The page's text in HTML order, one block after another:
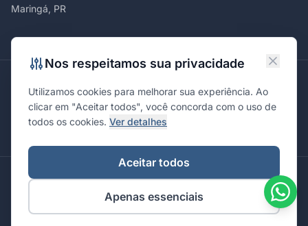
Maringá, PR
MaringáCuritibaSão PauloLondrinaCascavelPonta Grossa
Florianópolis BrasíliaJoinvilleCampinas
© 2026 Integrare. Marketing de Verdade. Todos os direitos
reservados.
Nos respeitamos sua privacidade
Utilizamos cookies para melhorar sua experiência. Ao
clicar em "Aceitar todos", você concorda com o uso de
todos os cookies. Ver detalhes
Aceitar todos
Apenas essenciais